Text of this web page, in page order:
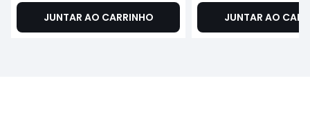
JUNTAR AO CARRINHO JUNTAR AO